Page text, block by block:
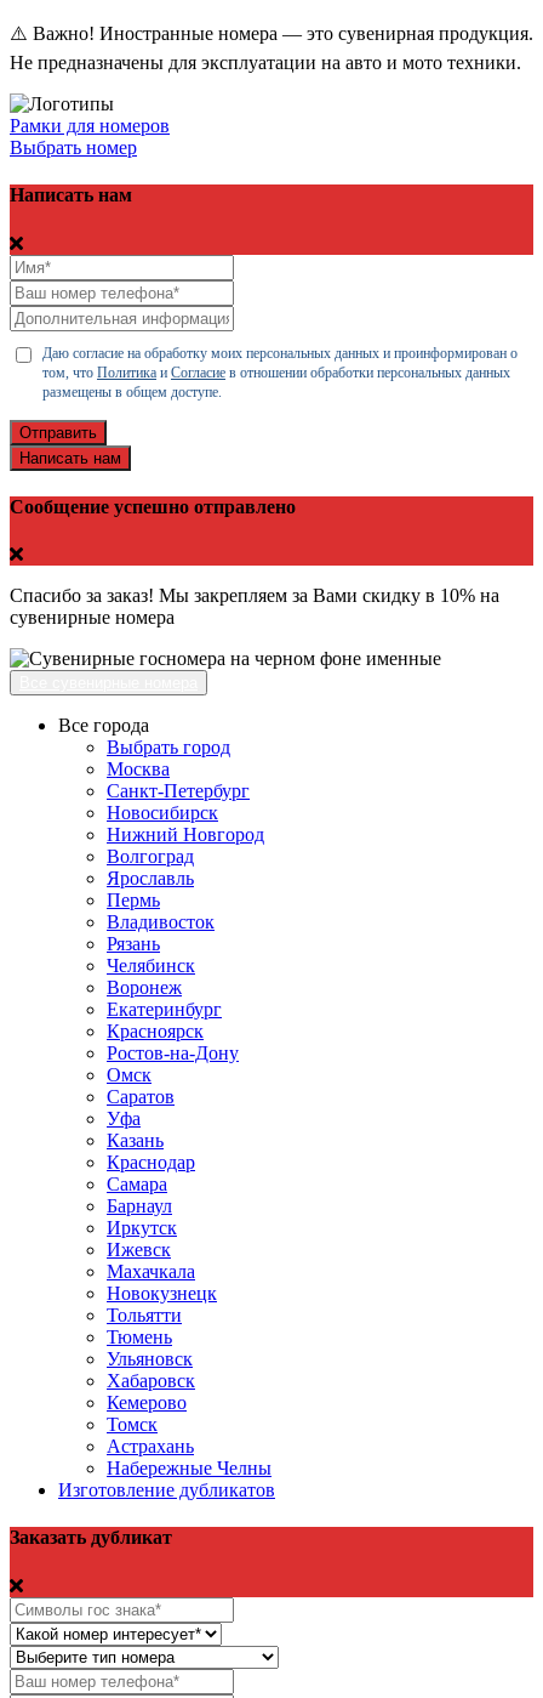
⚠️ Важно! Иностранные номера — это сувенирная продукция.
Не предназначены для эксплуатации на авто и мото техники.
Рамки для номеров
Выбрать номер
Написать нам
Даю согласие на обработку моих персональных данных и проинформирован о
том, что Политика и Согласие в отношении обработки персональных данных
размещены в общем доступе.
Отправить
Написать нам
Сообщение успешно отправлено
Спасибо за заказ! Мы закрепляем за Вами скидку в 10% на
сувенирные номера
Все города
Выбрать город
Москва
Санкт-Петербург
Новосибирск
Нижний Новгород
Волгоград
Ярославль
Пермь
Владивосток
Рязань
Челябинск
Воронеж
Екатеринбург
Красноярск
Ростов-на-Дону
Омск
Саратов
Уфа
Казань
Краснодар
Самара
Барнаул
Иркутск
Ижевск
Махачкала
Новокузнецк
Тольятти
Тюмень
Ульяновск
Хабаровск
Кемерово
Томск
Астрахань
Набережные Челны
Изготовление дубликатов
Заказать дубликат